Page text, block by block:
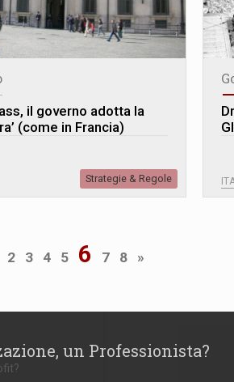
il governo adotta la
(come in Francia)
Strategie & Regole
2 3 4 5 6 7 8 »
un Professionista?